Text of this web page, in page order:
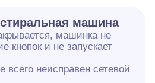
машина
машинка не
кнопок и не запускает
всего неисправен сетевой